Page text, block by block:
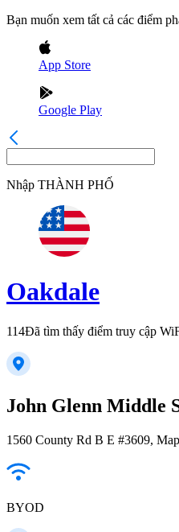
Bạn muốn xem tất cả các điểm
App Store
Google Play
Nhập THÀNH PHỐ
Oakdale
114Đã tìm thấy điểm truy cập
John Glenn Middle
1560 County Rd B E #3609,
BYOD